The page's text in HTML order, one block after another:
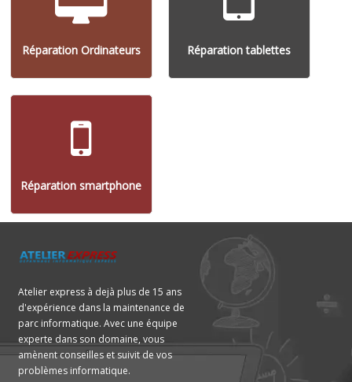
Réparation Ordinateurs Réparation tablettes
Réparation smartphone
Atelier express à dejà plus de 15 ans
d'expérience dans la maintenance de
parc informatique. Avec une équipe
experte dans son domaine, vous
amènent conseilles et suivit de vos
problèmes informatique.